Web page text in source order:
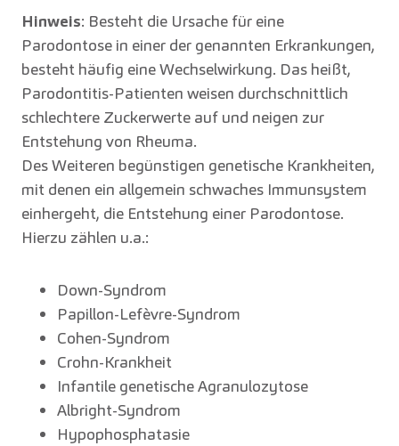
Hinweis: Besteht die Ursache für eine
Parodontose in einer der genannten Erkrankungen,
besteht häufig eine Wechselwirkung. Das heißt,
Parodontitis-Patienten weisen durchschnittlich
schlechtere Zuckerwerte auf und neigen zur
Entstehung von Rheuma.
Des Weiteren begünstigen genetische Krankheiten,
mit denen ein allgemein schwaches Immunsystem
einhergeht, die Entstehung einer Parodontose.
Hierzu zählen u.a.:
Down-Syndrom
Papillon-Lefèvre-Syndrom
Cohen-Syndrom
Crohn-Krankheit
Infantile genetische Agranulozytose
Albright-Syndrom
Hypophosphatasie